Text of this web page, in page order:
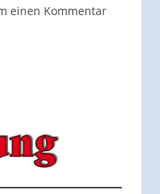
einen Kommentar